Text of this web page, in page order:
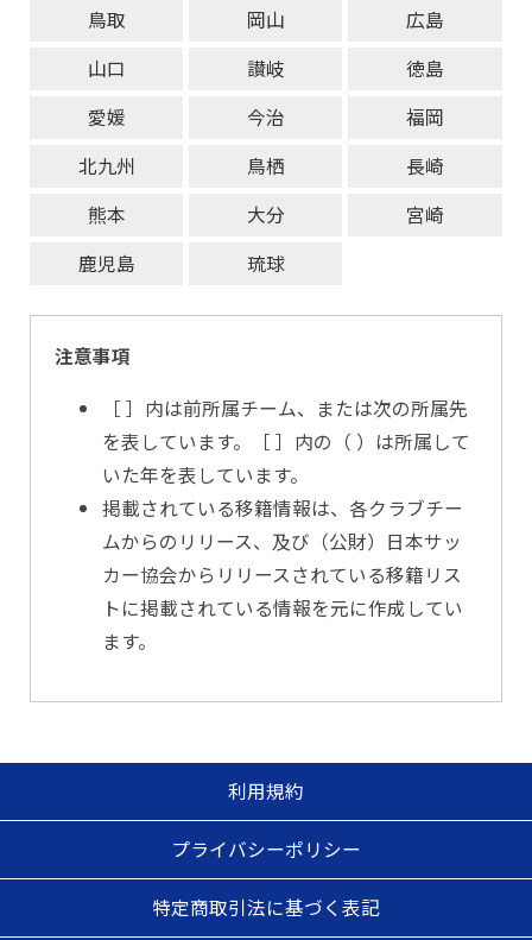
鳥取
岡山
広島
山口
讃岐
徳島
愛媛
今治
福岡
北九州
鳥栖
長崎
熊本
大分
宮崎
鹿児島
琉球
注意事項
［ ］内は前所属チーム、または次の所属先
を表しています。［ ］内の（ ）は所属して
いた年を表しています。
掲載されている移籍情報は、各クラブチー
ムからのリリース、及び（公財）日本サッ
カー協会からリリースされている移籍リス
トに掲載されている情報を元に作成してい
ます。
利用規約
プライバシーポリシー
特定商取引法に基づく表記